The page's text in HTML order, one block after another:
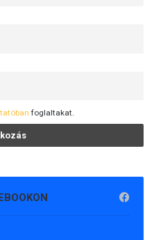
foglaltakat.